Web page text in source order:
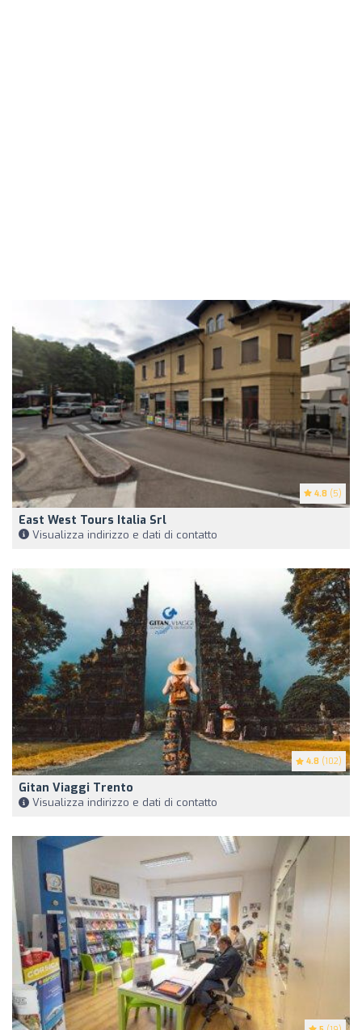
4.8 (5)
East West Tours Italia Srl
Visualizza indirizzo e dati di contatto
4.8 (102)
Gitan Viaggi Trento
Visualizza indirizzo e dati di contatto